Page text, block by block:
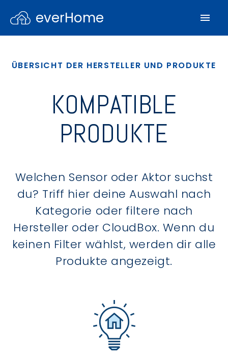
everHome
ÜBERSICHT DER HERSTELLER UND PRODUKTE
KOMPATIBLE
PRODUKTE
Welchen Sensor oder Aktor suchst
du? Triff hier deine Auswahl nach
Kategorie oder filtere nach
Hersteller oder CloudBox. Wenn du
keinen Filter wählst, werden dir alle
Produkte angezeigt.